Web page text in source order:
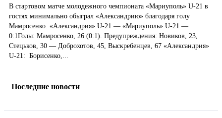
В стартовом матче молодежного чемпионата «Мариуполь» U-21 в
гостях минимально обыграл «Александрию» благодаря голу
Мамросенко. «Александрия» U-21 — «Мариуполь» U-21 —
0:1Голы: Мамросенко, 26 (0:1). Предупреждения: Новиков, 23,
Стецьков, 30 — Доброхотов, 45, Выскребенцев, 67 «Александрия»
U-21: Борисенко,...
Последние новости